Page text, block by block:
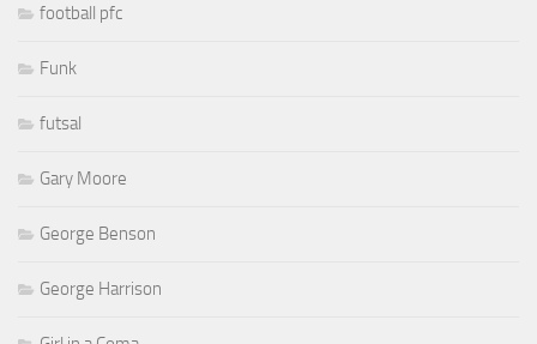
football pfc
Funk
futsal
Gary Moore
George Benson
George Harrison